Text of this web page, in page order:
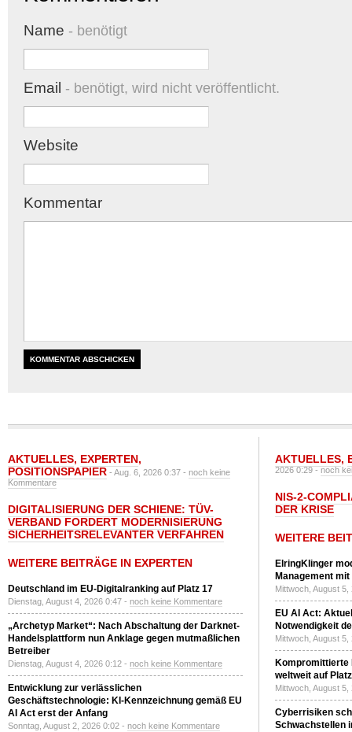
Name - benötigt
Email - benötigt, wird nicht veröffentlicht.
Website
Kommentar
AKTUELLES, EXPERTEN,
POSITIONSPAPIER - Aug. 6, 2026 0:37 - noch keine
Kommentare
DIGITALISIERUNG DER SCHIENE: TÜV-
VERBAND FORDERT MODERNISIERUNG
SICHERHEITSRELEVANTER VERFAHREN
WEITERE BEITRÄGE IN EXPERTEN
Deutschland im EU-Digitalranking auf Platz 17
Dienstag, August 4, 2026 0:47 - noch keine Kommentare
„Archetyp Market“: Nach Abschaltung der Darknet-
Handelsplattform nun Anklage gegen mutmaßlichen
Betreiber
Dienstag, August 4, 2026 0:12 - noch keine Kommentare
Entwicklung zur verlässlichen
Geschäftstechnologie: KI-Kennzeichnung gemäß EU
AI Act erst der Anfang
Sonntag, August 2, 2026 0:02 - noch keine Kommentare
AKTUELLES,
2026 0:29 -noch
NIS-2-
DER KRISE
WEITERE
ElringKlinger
Management
Mittwoch, August
EU AI Act:
Notwendigkeit
Mittwoch, August
Kompromittierte
weltweit auf
Mittwoch, August
Cyberrisiken
Schwachstellen